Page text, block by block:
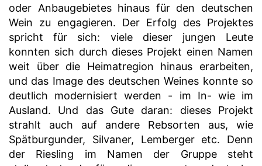
oder Anbaugebietes hinaus für den deutschen
Wein zu engagieren. Der Erfolg des Projektes
spricht für sich: viele dieser jungen Leute
konnten sich durch dieses Projekt einen Namen
weit über die Heimatregion hinaus erarbeiten,
und das Image des deutschen Weines konnte so
deutlich modernisiert werden - im In- wie im
Ausland. Und das Gute daran: dieses Projekt
strahlt auch auf andere Rebsorten aus, wie
Spätburgunder, Silvaner, Lemberger etc. Denn
der Riesling im Namen der Gruppe steht